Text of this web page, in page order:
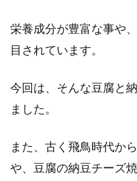
栄養成分が豊富な事や
目されています。
今回は、そんな豆腐と
ました。
また、古く飛鳥時代か
や、豆腐の納豆チーズ